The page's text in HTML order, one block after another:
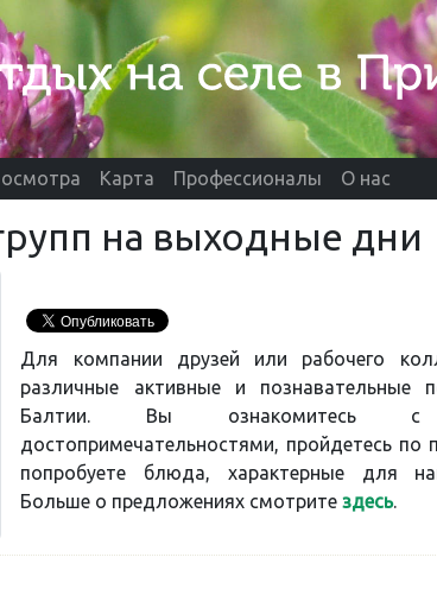
Карта Профессионалы О нас
на выходные дни
Для компании друзей или рабочего
различные активные и познавательные
Балтии. Вы ознакомитесь с
достопримечательностями, пройдетесь
попробуете блюда, характерные для
Больше о предложениях смотрите здесь.